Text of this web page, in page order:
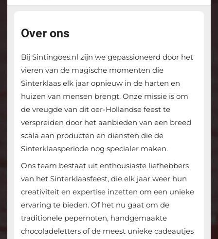
Over ons
Bij Sintingoes.nl zijn we gepassioneerd door het
vieren van de magische momenten die
Sinterklaas elk jaar opnieuw in de harten en
huizen van mensen brengt. Onze missie is om
de vreugde van dit oer-Hollandse feest te
verspreiden door het aanbieden van een breed
scala aan producten en diensten die de
Sinterklaasperiode nog specialer maken.
Ons team bestaat uit enthousiaste liefhebbers
van het Sinterklaasfeest, die elk jaar weer hun
creativiteit en expertise inzetten om een unieke
ervaring te bieden. Of het nu gaat om de
traditionele pepernoten, handgemaakte
chocoladeletters of de meest unieke cadeautjes